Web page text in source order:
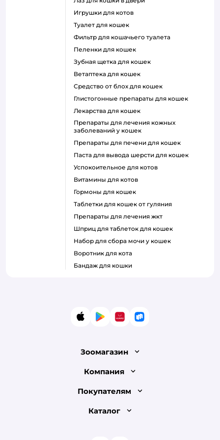
игрушки для котов
туалет для кошек
фильтр для кошачьего туалета
пеленки для кошек
зубная щетка для кошек
ветаптека для кошек
средство от блох для кошек
глистогонные препараты для кошек
лекарства для кошек
препараты для лечения кожных
заболеваний у кошек
препараты для печени для кошек
паста для вывода шерсти для кошек
успокоительное для котов
витамины для котов
гормоны для кошек
таблетки для кошек от гуляния
препараты для лечения жкт
шприц для таблеток для кошек
набор для сбора мочи у кошек
воротник для кота
бандаж для кошки
App StoreGoogle Play
AppGallery
RuStore
Зоомагазин
Лицензия
Доставка и оплата
Обмен и возврат товара
Компания
О компании
Инвесторам
Покупателям
Бонусные карты
Каталог